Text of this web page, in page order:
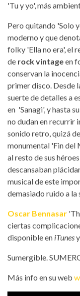
'Tu y yo', más
Pero quitando 'Solo
moderno y que
folky 'Ella no era', el
de rock vintageen
conservan la
primer disco. Desde
suerte de detalles a
en 'Sanagi', y hasta
no dudan en recurrir
sonido retro, quizá
monumental 'Fin del
al resto de sus héroes
descansaban
musical de este
demasiado ruido a la
Oscar Bennasar
ciertas
disponible en iTunes
Sumergible.
Más info en su web